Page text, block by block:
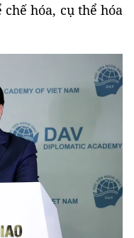
hóa, cụ thể hóa